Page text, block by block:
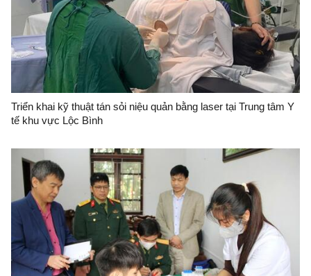
Triển khai kỹ thuật tán sỏi niệu quản bằng laser tại Trung tâm Y
tế khu vực Lộc Bình